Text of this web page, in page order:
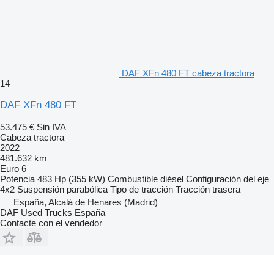
DAF XFn 480 FT cabeza tractora
14
DAF XFn 480 FT
53.475 € Sin IVA
Cabeza tractora
2022
481.632 km
Euro 6
Potencia 483 Hp (355 kW) Combustible diésel Configuración del eje
4x2 Suspensión parabólica Tipo de tracción Tracción trasera
España, Alcalá de Henares (Madrid)
DAF Used Trucks España
Contacte con el vendedor